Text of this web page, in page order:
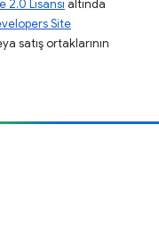
2.0 Lisansı altında
Site
satış ortaklarının